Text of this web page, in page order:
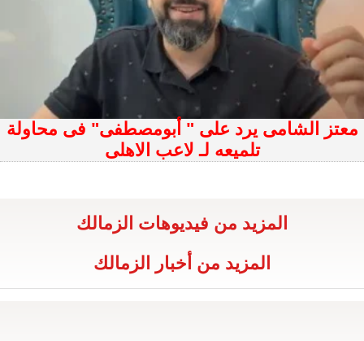
معتز الشامى يرد على " أبومصطفى" فى محاولة
تلميعه لـ لاعب الاهلى
المزيد من فيديوهات الزمالك
المزيد من أخبار الزمالك